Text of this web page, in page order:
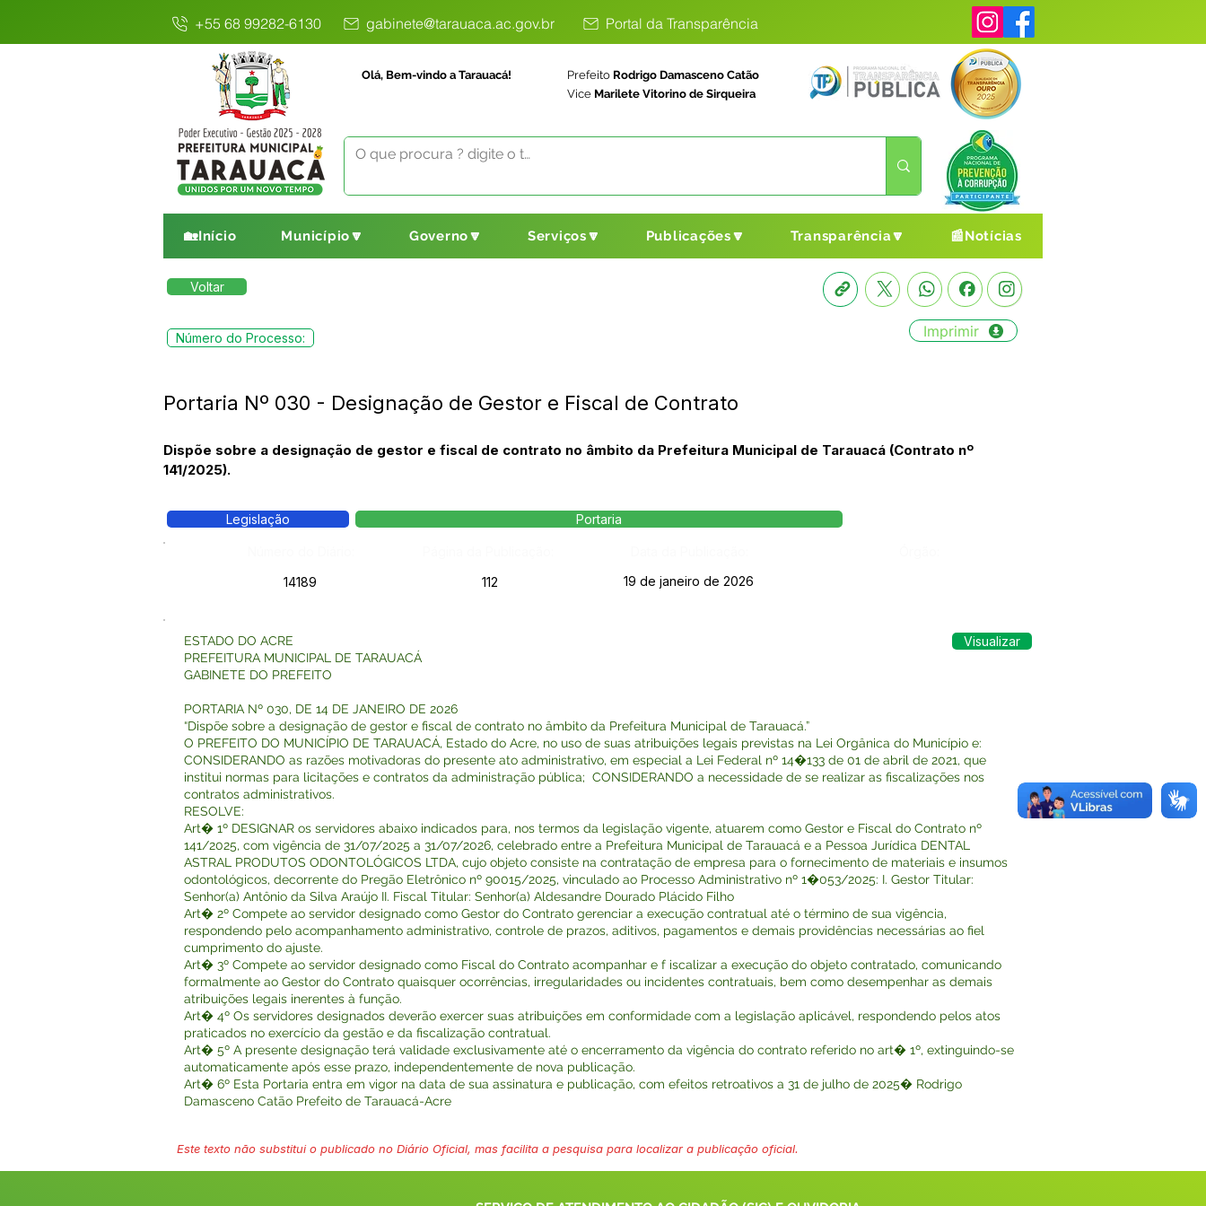
+55 68 99282-6130 gabinete@tarauaca.ac.gov.br Portal da Transparência
Olá, Bem-vindo a Tarauacá! Prefeito Rodrigo Damasceno Catão
Vice Marilete Vitorino de Sirqueira
🏡Início Município🔽 Governo🔽 Serviços🔽 Publicações🔽 Transparência🔽 📰Notícias
Voltar
Número do Processo: Imprimir
Portaria Nº 030 - Designação de Gestor e Fiscal de Contrato
Dispõe sobre a designação de gestor e fiscal de contrato no âmbito da Prefeitura Municipal de Tarauacá (Contrato nº
141/2025).
Legislação Portaria
14189
112 19 de janeiro de 2026
ESTADO DO ACRE
PREFEITURA MUNICIPAL DE TARAUACÁ
GABINETE DO PREFEITO
PORTARIA Nº 030, DE 14 DE JANEIRO DE 2026
“Dispõe sobre a designação de gestor e fiscal de contrato no âmbito da Prefeitura Municipal de Tarauacá.”
O PREFEITO DO MUNICÍPIO DE TARAUACÁ, Estado do Acre, no uso de suas atribuições legais previstas na Lei Orgânica do Município e:
CONSIDERANDO as razões motivadoras do presente ato administrativo, em especial a Lei Federal nº 14�133 de 01 de abril de 2021, que
institui normas para licitações e contratos da administração pública; CONSIDERANDO a necessidade de se realizar as fiscalizações nos
contratos administrativos.
RESOLVE:
Art� 1º DESIGNAR os servidores abaixo indicados para, nos termos da legislação vigente, atuarem como Gestor e Fiscal do Contrato nº
141/2025, com vigência de 31/07/2025 a 31/07/2026, celebrado entre a Prefeitura Municipal de Tarauacá e a Pessoa Jurídica DENTAL
ASTRAL PRODUTOS ODONTOLÓGICOS LTDA, cujo objeto consiste na contratação de empresa para o fornecimento de materiais e insumos
odontológicos, decorrente do Pregão Eletrônico nº 90015/2025, vinculado ao Processo Administrativo nº 1�053/2025: I. Gestor Titular:
Senhor(a) Antônio da Silva Araújo II. Fiscal Titular: Senhor(a) Aldesandre Dourado Plácido Filho
Art� 2º Compete ao servidor designado como Gestor do Contrato gerenciar a execução contratual até o término de sua vigência,
respondendo pelo acompanhamento administrativo, controle de prazos, aditivos, pagamentos e demais providências necessárias ao fiel
cumprimento do ajuste.
Art� 3º Compete ao servidor designado como Fiscal do Contrato acompanhar e f iscalizar a execução do objeto contratado, comunicando
formalmente ao Gestor do Contrato quaisquer ocorrências, irregularidades ou incidentes contratuais, bem como desempenhar as demais
atribuições legais inerentes à função.
Art� 4º Os servidores designados deverão exercer suas atribuições em conformidade com a legislação aplicável, respondendo pelos atos
praticados no exercício da gestão e da fiscalização contratual.
Art� 5º A presente designação terá validade exclusivamente até o encerramento da vigência do contrato referido no art� 1º, extinguindo-se
automaticamente após esse prazo, independentemente de nova publicação.
Art� 6º Esta Portaria entra em vigor na data de sua assinatura e publicação, com efeitos retroativos a 31 de julho de 2025� Rodrigo
Damasceno Catão Prefeito de Tarauacá-Acre
Visualizar
Este texto não substitui o publicado no Diário Oficial, mas facilita a pesquisa para localizar a publicação oficial.